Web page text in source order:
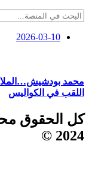
2026-03-10
محمد
اللقب في الكواليس
كل الحقوق
2024 ©